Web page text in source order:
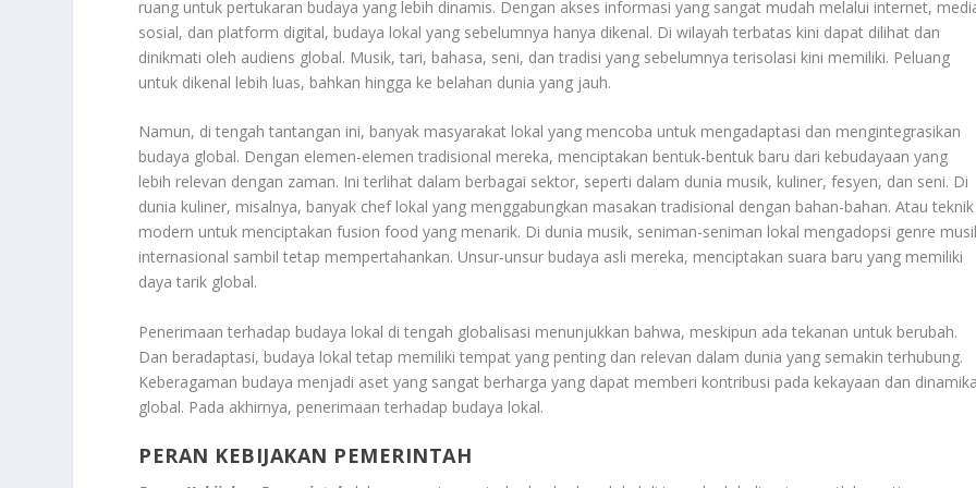
ruang untuk pertukaran budaya yang lebih dinamis. Dengan akses informasi yang sangat mudah melalui internet,
sosial, dan platform digital, budaya lokal yang sebelumnya hanya dikenal. Di wilayah terbatas kini dapat dilihat dan
dinikmati oleh audiens global. Musik, tari, bahasa, seni, dan tradisi yang sebelumnya terisolasi kini memiliki. Peluang
untuk dikenal lebih luas, bahkan hingga ke belahan dunia yang jauh.
Namun, di tengah tantangan ini, banyak masyarakat lokal yang mencoba untuk mengadaptasi dan mengintegrasikan
budaya global. Dengan elemen-elemen tradisional mereka, menciptakan bentuk-bentuk baru dari kebudayaan yang
lebih relevan dengan zaman. Ini terlihat dalam berbagai sektor, seperti dalam dunia musik, kuliner, fesyen, dan seni. Di
dunia kuliner, misalnya, banyak chef lokal yang menggabungkan masakan tradisional dengan bahan-bahan. Atau teknik
modern untuk menciptakan fusion food yang menarik. Di dunia musik, seniman-seniman lokal mengadopsi genre
internasional sambil tetap mempertahankan. Unsur-unsur budaya asli mereka, menciptakan suara baru yang memiliki
daya tarik global.
Penerimaan terhadap budaya lokal di tengah globalisasi menunjukkan bahwa, meskipun ada tekanan untuk berubah.
Dan beradaptasi, budaya lokal tetap memiliki tempat yang penting dan relevan dalam dunia yang semakin terhubung.
Keberagaman budaya menjadi aset yang sangat berharga yang dapat memberi kontribusi pada kekayaan dan dinamika
global. Pada akhirnya, penerimaan terhadap budaya lokal.
PERAN KEBIJAKAN PEMERINTAH